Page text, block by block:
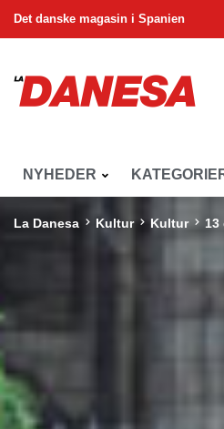
Det danske magasin i Spanien
NYHEDER
La Danesa Kultur Kultur 13